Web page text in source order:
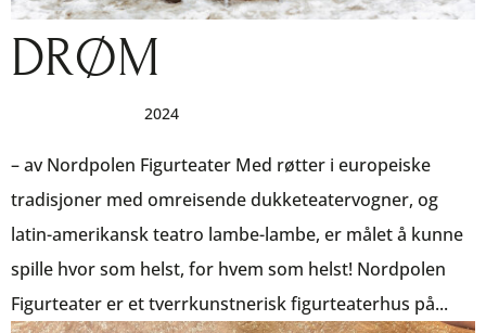
DRØM
|
2024
– av Nordpolen Figurteater Med røtter i europeiske
tradisjoner med omreisende dukketeatervogner, og
latin-amerikansk teatro lambe-lambe, er målet å kunne
spille hvor som helst, for hvem som helst! Nordpolen
Figurteater er et tverrkunstnerisk figurteaterhus på...